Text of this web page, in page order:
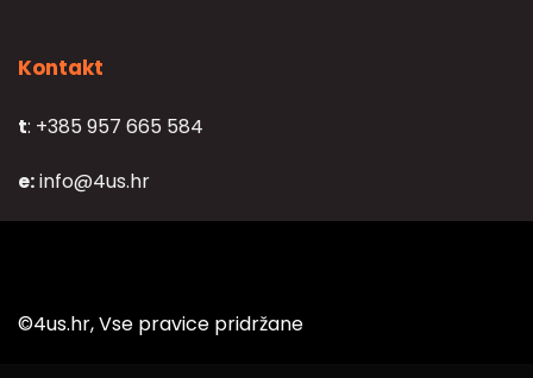
Kontakt
t: +385 957 665 584
e:info@4us.hr
©4us.hr, Vse pravice pridržane